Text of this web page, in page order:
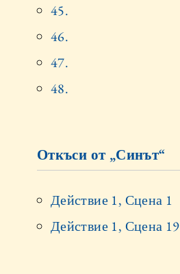
45.
46.
47.
48.
Откъси от „Синът“
Действие 1, Сцена 1
Действие 1, Сцена 19